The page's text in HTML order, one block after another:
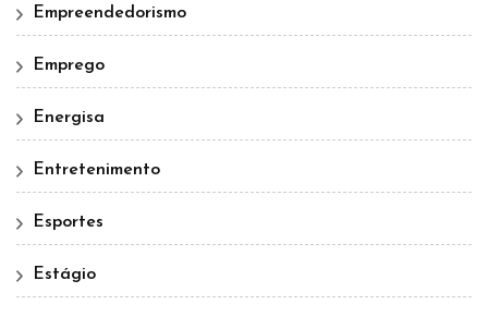
Empreendedorismo
Emprego
Energisa
Entretenimento
Esportes
Estágio